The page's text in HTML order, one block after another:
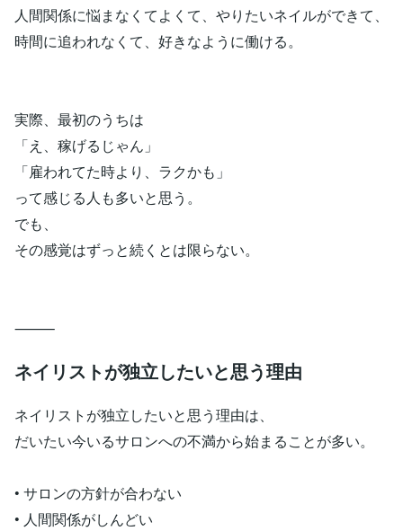
人間関係に悩まなくてよくて、やりたいネイルができて、
時間に追われなくて、好きなように働ける。
実際、最初のうちは
「え、稼げるじゃん」
「雇われてた時より、ラクかも」
って感じる人も多いと思う。
でも、
その感覚はずっと続くとは限らない。
⸻
ネイリストが独立したいと思う理由
ネイリストが独立したいと思う理由は、
だいたい今いるサロンへの不満から始まることが多い。
• サロンの方針が合わない
• 人間関係がしんどい